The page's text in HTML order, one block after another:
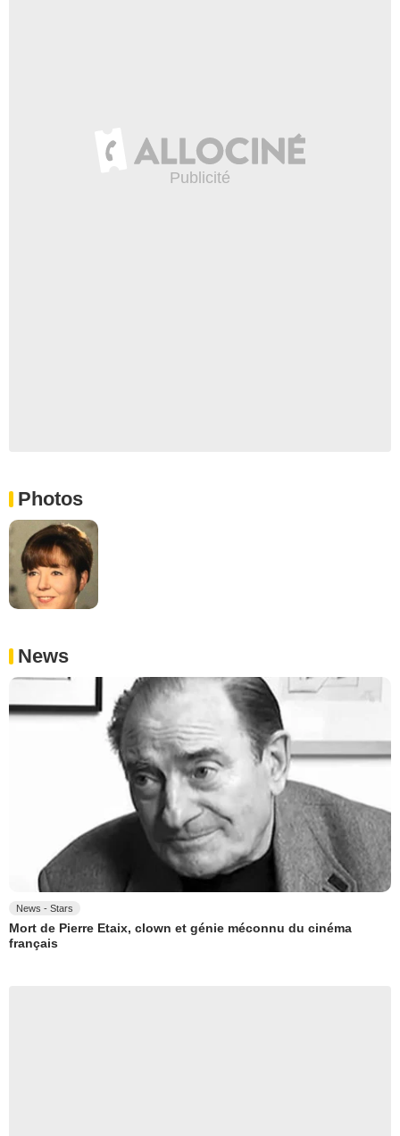
Photos
News
News - Stars
Mort de Pierre Etaix, clown et génie méconnu du cinéma
français